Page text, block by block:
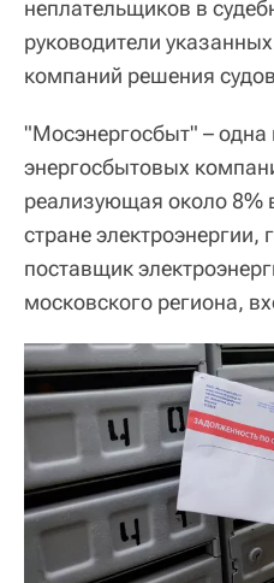
неплательщиков в
руководители
компаний решения
"Мосэнергосбыт" – одна
энергосбытовых
реализующая около 8%
стране
поставщик
московского региона,